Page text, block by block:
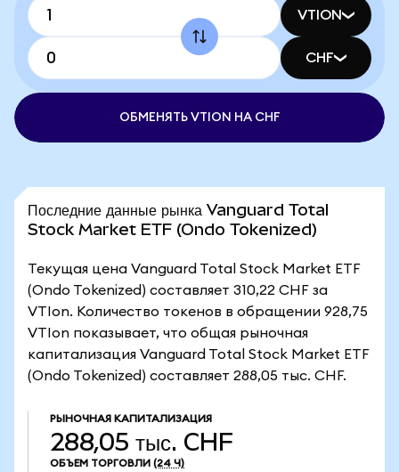
VTION
CHF
ОБМЕНЯТЬ VTION НА CHF
Последние данные рынка Vanguard Total
Stock Market ETF (Ondo Tokenized)
Текущая цена Vanguard Total Stock Market ETF
(Ondo Tokenized) составляет 310,22 CHF за
VTIon. Количество токенов в обращении 928,75
VTIon показывает, что общая рыночная
капитализация Vanguard Total Stock Market ETF
(Ondo Tokenized) составляет 288,05 тыс. CHF.
РЫНОЧНАЯ КАПИТАЛИЗАЦИЯ
288,05 тыс. CHF
ОБЪЕМ ТОРГОВЛИ (24 Ч)